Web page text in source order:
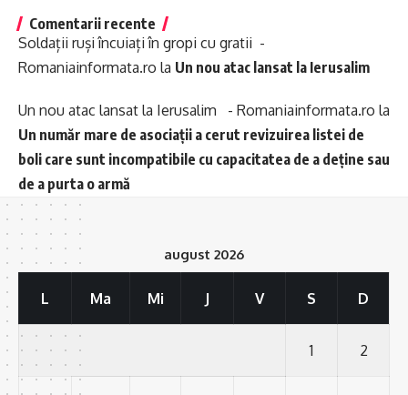
Comentarii recente
Soldații ruși încuiați în gropi cu gratii -
Romaniainformata.ro la Un nou atac lansat la Ierusalim
Un nou atac lansat la Ierusalim - Romaniainformata.ro la
Un număr mare de asociații a cerut revizuirea listei de
boli care sunt incompatibile cu capacitatea de a deține sau
de a purta o armă
august 2026
L Ma Mi J V S D
1 2